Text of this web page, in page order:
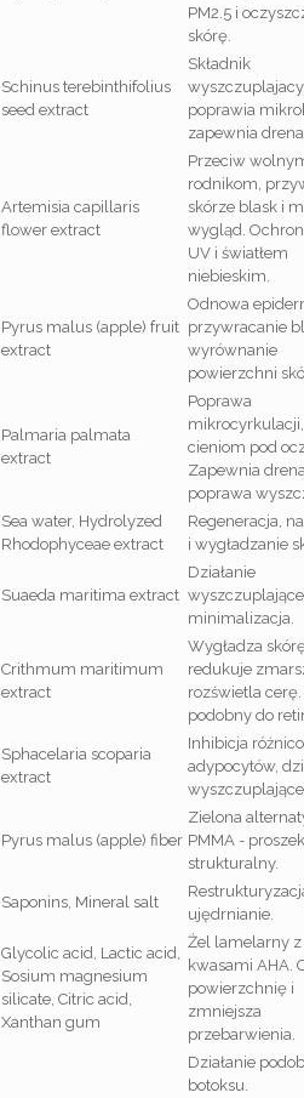
PM2.5 i
skórę.
Schinus terebinthifolius
seed extract
Składnik
poprawia
zapewnia
Artemisia capillaris
flower extract
Przeciw
rodnikom,
skórze blask i
wygląd.
UV i światłem
niebieskim.
Pyrus malus (apple) fruit
extract
Odnowa
przywracanie
wyrównanie
powierzchni
Palmaria palmata
extract
Poprawa
cieniom pod
Zapewnia
poprawa
Sea water, Hydrolyzed
Rhodophyceae extract
Regeneracja,
i wygładzanie
Suaeda maritima extract
Działanie
minimalizacja.
Crithmum maritimum
extract
Wygładza
redukuje
rozświetla cerę.
podobny do
Sphacelaria scoparia
extract
Inhibicja
adypocytów,
Pyrus malus (apple) fiber
Zielona
PMMA - proszek
strukturalny.
Saponins, Mineral salt
ujędrnianie.
Glycolic acid, Lactic acid,
Sosium magnesium
silicate, Citric acid,
Xanthan gum
Żel lamelarny z
kwasami AHA.
powierzchnię i
zmniejsza
przebarwienia.
Działanie
botoksu.